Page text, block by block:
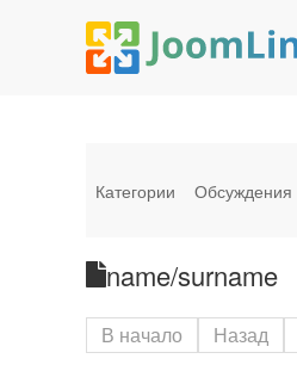
Категории Обсуждения
name/surname
В начало Назад